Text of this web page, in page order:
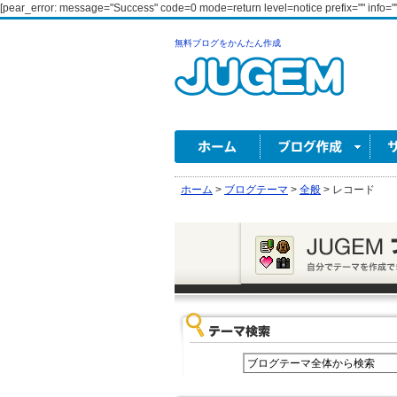
[pear_error: message="Success" code=0 mode=return level=notice prefix=""
無料ブログをかんたん作成
ホーム > ブログテーマ > 全般 > レコード